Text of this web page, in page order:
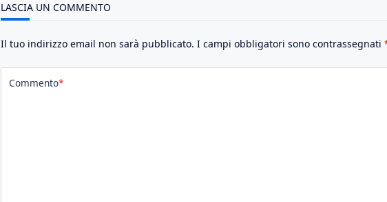
LASCIA UN COMMENTO
Il tuo indirizzo email non sarà pubblicato. I campi obbligatori sono contrassegnati
Commento*